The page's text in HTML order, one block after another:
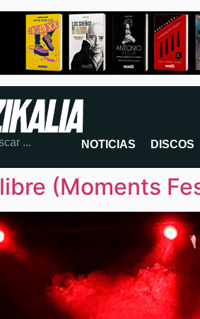
NOTICIAS DISCOS
(Moments